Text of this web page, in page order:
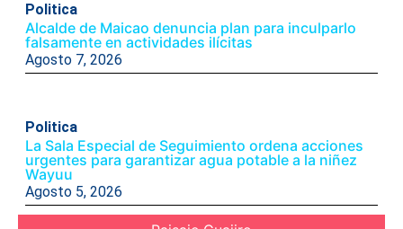
Politica
Alcalde de Maicao denuncia plan para inculparlo
falsamente en actividades ilícitas
Agosto 7, 2026
Politica
La Sala Especial de Seguimiento ordena acciones
urgentes para garantizar agua potable a la niñez
Wayuu
Agosto 5, 2026